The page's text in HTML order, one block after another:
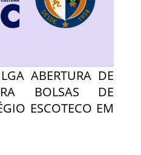
ABERTURA DE
BOLSAS DE
ESCOTECO EM